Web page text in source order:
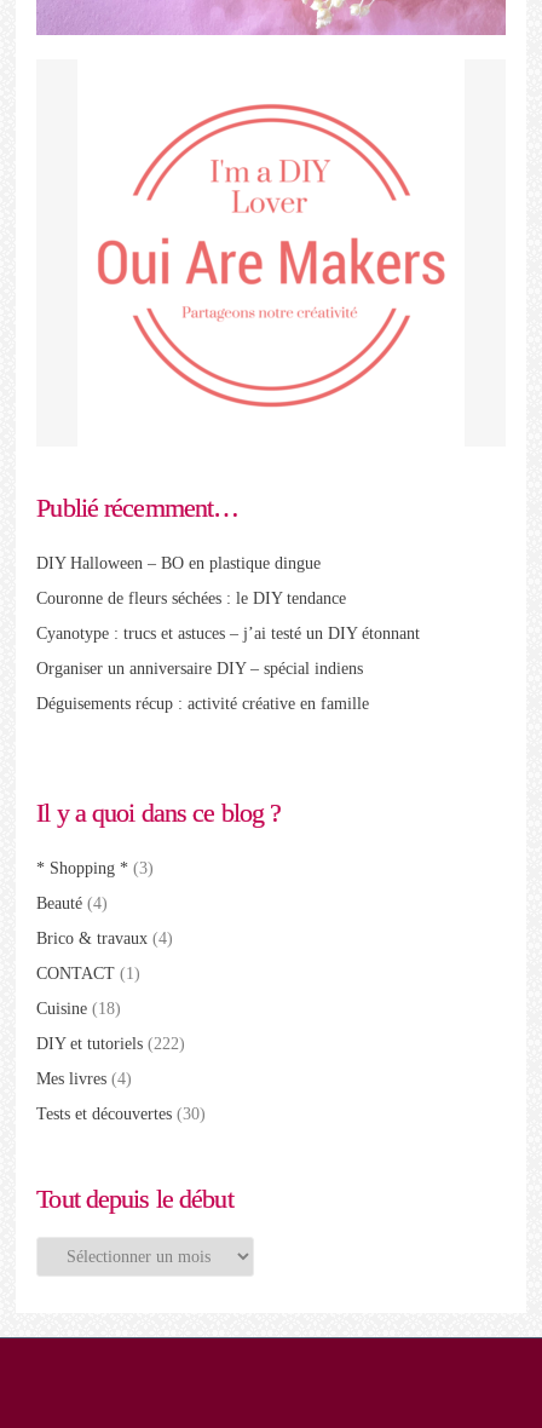
Publié récemment…
DIY Halloween – BO en plastique dingue
Couronne de fleurs séchées : le DIY tendance
Cyanotype : trucs et astuces – j’ai testé un DIY étonnant
Organiser un anniversaire DIY – spécial indiens
Déguisements récup : activité créative en famille
Il y a quoi dans ce blog ?
* Shopping * (3)
Beauté (4)
Brico & travaux (4)
CONTACT (1)
Cuisine (18)
DIY et tutoriels (222)
Mes livres (4)
Tests et découvertes (30)
Tout depuis le début